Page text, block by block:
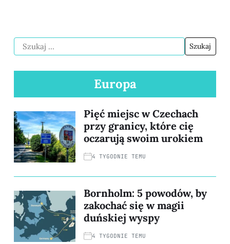
Europa
Pięć miejsc w Czechach
przy granicy, które cię
oczarują swoim urokiem
4 TYGODNIE TEMU
Bornholm: 5 powodów, by
zakochać się w magii
duńskiej wyspy
4 TYGODNIE TEMU